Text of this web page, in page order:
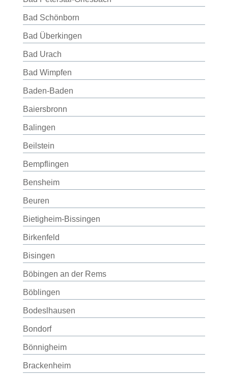
Bad Schönborn
Bad Überkingen
Bad Urach
Bad Wimpfen
Baden-Baden
Baiersbronn
Balingen
Beilstein
Bempflingen
Bensheim
Beuren
Bietigheim-Bissingen
Birkenfeld
Bisingen
Böbingen an der Rems
Böblingen
Bodeslhausen
Bondorf
Bönnigheim
Brackenheim